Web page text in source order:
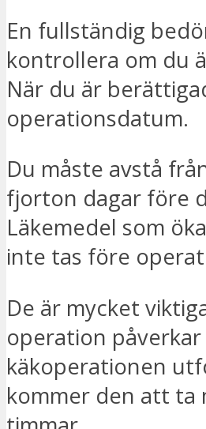
En fullständig
kontrollera om du
När du är
operationsdatum.
Du måste avstå
fjorton dagar före
Läkemedel som
inte tas före
De är mycket
operation
käkoperationen
kommer den att ta